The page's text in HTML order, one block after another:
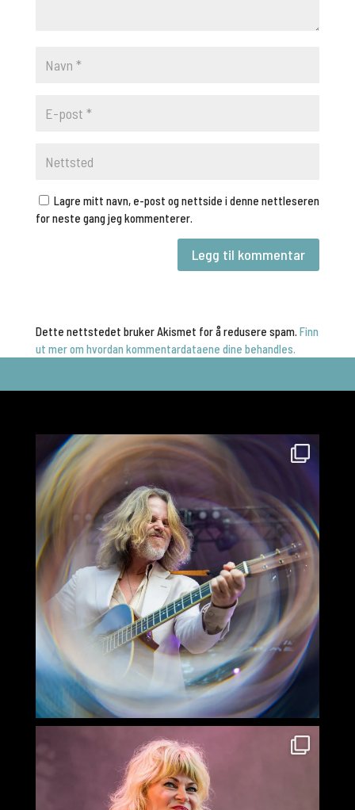
Lagre mitt navn, e-post og nettside i denne nettleseren
for neste gang jeg kommenterer.
Dette nettstedet bruker Akismet for å redusere spam. Finn
ut mer om hvordan kommentardataene dine behandles.